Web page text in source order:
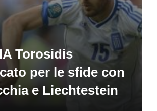
Torosidis
per le sfide con
e Liechtestein